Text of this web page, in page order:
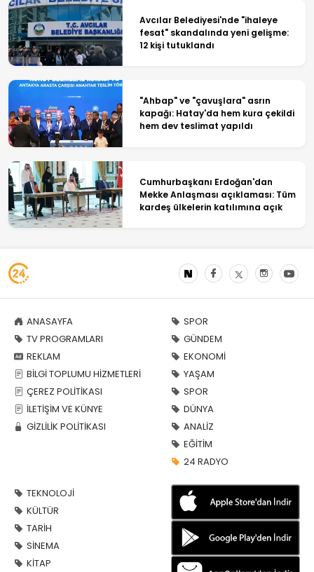
Avcılar Belediyesi'nde "ihaleye
fesat" skandalında yeni gelişme:
12 kişi tutuklandı
"Ahbap" ve "çavuşlara" asrın
kapağı: Hatay'da hem kura çekildi
hem dev teslimat yapıldı
Cumhurbaşkanı Erdoğan'dan
Mekke Anlaşması açıklaması: Tüm
kardeş ülkelerin katılımına açık
ANASAYFA
TV PROGRAMLARI
REKLAM
BİLGİ TOPLUMU HİZMETLERİ
ÇEREZ POLİTİKASI
İLETİŞİM VE KÜNYE
GİZLİLİK POLİTİKASI
SPOR
GÜNDEM
EKONOMİ
YAŞAM
SPOR
DÜNYA
ANALİZ
EĞİTİM
24 RADYO
TEKNOLOJİ
KÜLTÜR
TARİH
SİNEMA
KİTAP